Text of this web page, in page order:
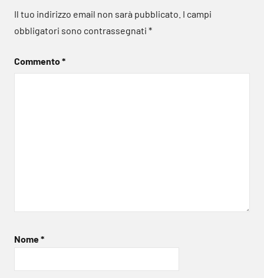
Il tuo indirizzo email non sarà pubblicato. I campi
obbligatori sono contrassegnati *
Commento*
Nome*